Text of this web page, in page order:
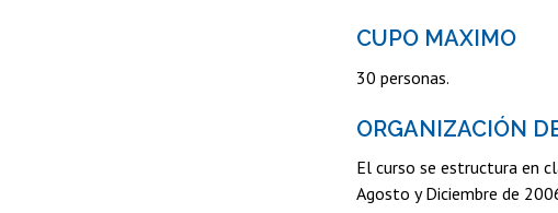
CUPO MAXIMO
30 personas.
ORGANIZACIÓN
El curso se estructura en
Agosto y Diciembre de